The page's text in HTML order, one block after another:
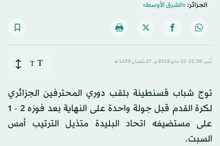
الجزائر:«الشرق الأوسط»
نُشر: 22:38-12 مايو 2018 م ـ 27 شَعبان 1439 هـ T
T
توج شباب قسنطينة بلقب دوري المحترفين الجزائري
لكرة القدم قبل جولة واحدة على النهاية بعد فوزه 2 - 1
على مستضيفه اتحاد البليدة متذيل الترتيب أمس
السبت.